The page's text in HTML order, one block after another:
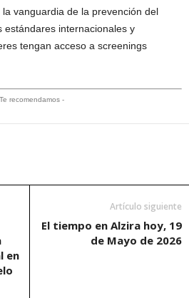
vanguardia de la prevención del
estándares internacionales y
tengan acceso a screenings
recomendamos -
en
Artículo siguiente
El tiempo en Alzira hoy, 19
de Mayo de 2026